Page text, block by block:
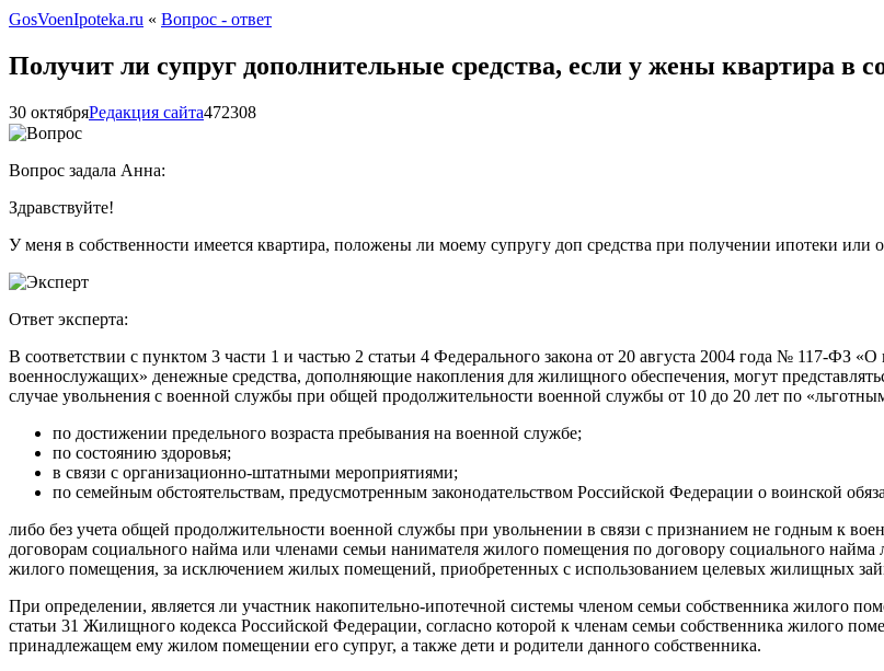
GosVoenIpoteka.ru « Вопрос - ответ
Получит ли супруг дополнительные средства, если у жены квартира в
30 октябряРедакция сайта472308
Вопрос задала Анна:
Здравствуйте!
У меня в собственности имеется квартира, положены ли моему супругу доп средства при получении ипотеки или
Ответ эксперта:
В соответствии с пунктом 3 части 1 и частью 2 статьи 4 Федерального закона от 20 августа 2004 года № 117-ФЗ
военнослужащих» денежные средства, дополняющие накопления для жилищного обеспечения, могут
случае увольнения с военной службы при общей продолжительности военной службы от 10 до 20 лет по
по достижении предельного возраста пребывания на военной службе;
по состоянию здоровья;
в связи с организационно-штатными мероприятиями;
по семейным обстоятельствам, предусмотренным законодательством Российской Федерации о воинской
либо без учета общей продолжительности военной службы при увольнении в связи с признанием не годным к
договорам социального найма или членами семьи нанимателя жилого помещения по договору социального
жилого помещения, за исключением жилых помещений, приобретенных с использованием целевых жилищных
При определении, является ли участник накопительно-ипотечной системы членом семьи собственника жилого
статьи 31 Жилищного кодекса Российской Федерации, согласно которой к членам семьи собственника жилого
принадлежащем ему жилом помещении его супруг, а также дети и родители данного собственника.